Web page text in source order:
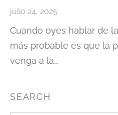
julio 24, 2025
Cuando oyes hablar de
más probable es que la
venga a la…
SEARCH